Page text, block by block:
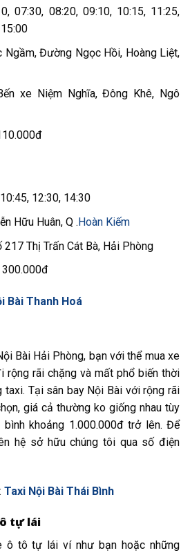
07:30, 08:20, 09:10, 10:15, 11:25,
Ngầm, Đường Ngọc Hồi, Hoàng Liệt,
xe Niệm Nghĩa, Đông Khê, Ngô
12:30, 14:30
Hữu Huân, Q .Hoàn Kiếm
Thị Trấn Cát Bà, Hải Phòng
Bài Thanh Hoá
Bài Hải Phòng, bạnvới thể muaxe
rộng rãi chặng và mất phổ biến thời
taxi. Tại sân bayNội Bài với rộng rãi
giá cả thường ko giống nhau tùy
bìnhkhoảng 1.000.000đ trở lên. Để
hệ sở hữuchúng tôi qua số điện
Taxi Nội Bài Thái Bình
tự lái
ô tô tự láiví như bạn hoặcnhững